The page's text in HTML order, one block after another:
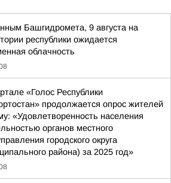
Башгидромета, 9 августа на
республики ожидается
облачность
«Голос Республики
продолжается опрос жителей
«Удовлетворенность населения
органов местного
городского округа
района) за 2025 год»